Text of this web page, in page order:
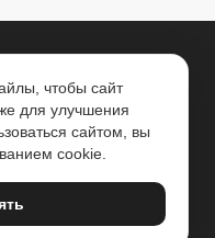
чтобы сайт
для улучшения
сайтом, вы
cookie.